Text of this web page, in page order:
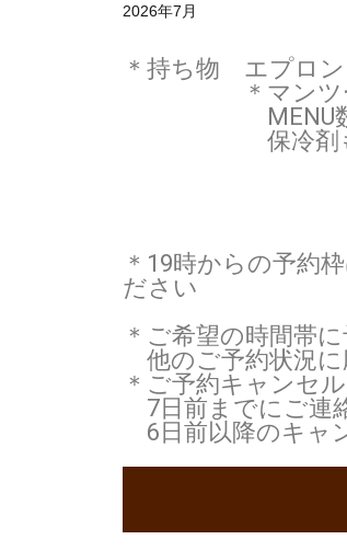
2026年7月
＊持ち物 エプロ
＊マンツーマン
MENU数分の
保冷剤もあ
＊19時からの予約
ださい
＊ご希望の時間帯
他のご予約状況に
＊ご予約キャンセ
7日前までにご連
6日前以降のキャ